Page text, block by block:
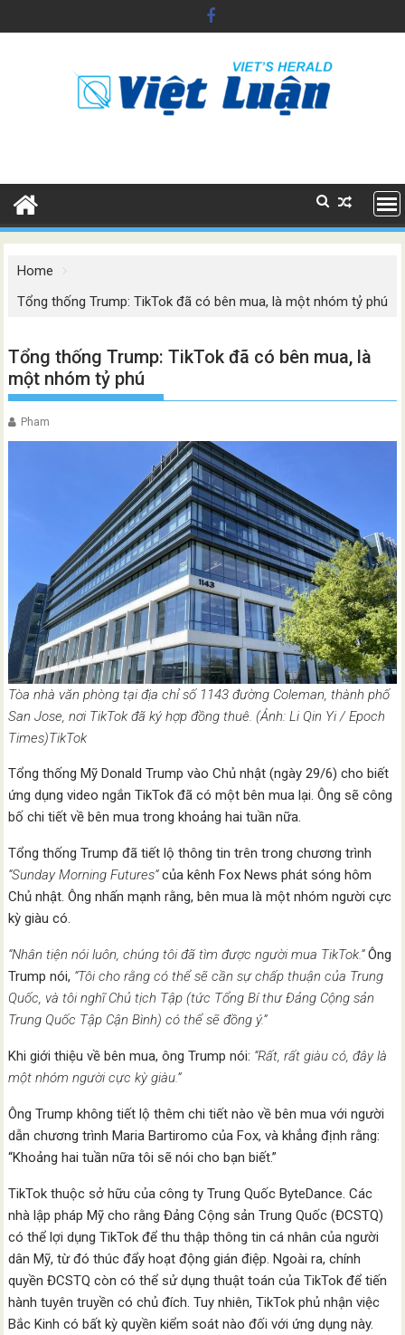
to
Home
Tổng thống Trump: TikTok đã có bên mua, là một nhóm tỷ phú
Tổng thống Trump: TikTok đã có bên mua, là
một nhóm tỷ phú
Pham
Tòa nhà văn phòng tại địa chỉ số 1143 đường Coleman, thành phố
San Jose, nơi TikTok đã ký hợp đồng thuê. (Ảnh: Li Qin Yi / Epoch
Times)TikTok
Tổng thống Mỹ Donald Trump vào Chủ nhật (ngày 29/6) cho biết
ứng dụng video ngắn TikTok đã có một bên mua lại. Ông sẽ công
bố chi tiết về bên mua trong khoảng hai tuần nữa.
Tổng thống Trump đã tiết lộ thông tin trên trong chương trình
“Sunday Morning Futures”của kênh Fox News phát sóng hôm
Chủ nhật. Ông nhấn mạnh rằng, bên mua là một nhóm người cực
kỳ giàu có.
“Nhân tiện nói luôn, chúng tôi đã tìm được người mua TikTok.”Ông
Trump nói, “Tôi cho rằng có thể sẽ cần sự chấp thuận của Trung
Quốc, và tôi nghĩ Chủ tịch Tập (tức Tổng Bí thư Đảng Cộng sản
Trung Quốc Tập Cận Bình) có thể sẽ đồng ý.”
Khi giới thiệu về bên mua, ông Trump nói: “Rất, rất giàu có, đây là
một nhóm người cực kỳ giàu.”
Ông Trump không tiết lộ thêm chi tiết nào về bên mua với người
dẫn chương trình Maria Bartiromo của Fox, và khẳng định rằng:
“Khoảng hai tuần nữa tôi sẽ nói cho bạn biết.”
TikTok thuộc sở hữu của công ty Trung Quốc ByteDance. Các
nhà lập pháp Mỹ cho rằng Đảng Cộng sản Trung Quốc (ĐCSTQ)
có thể lợi dụng TikTok để thu thập thông tin cá nhân của người
dân Mỹ, từ đó thúc đẩy hoạt động gián điệp. Ngoài ra, chính
quyền ĐCSTQ còn có thể sử dụng thuật toán của TikTok để tiến
hành tuyên truyền có chủ đích. Tuy nhiên, TikTok phủ nhận việc
Bắc Kinh có bất kỳ quyền kiểm soát nào đối với ứng dụng này.